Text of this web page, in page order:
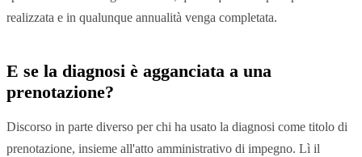
realizzata e in qualunque annualità venga completata.
E se la diagnosi è agganciata a una
prenotazione?
Discorso in parte diverso per chi ha usato la diagnosi come titolo di
prenotazione, insieme all'atto amministrativo di impegno. Lì il